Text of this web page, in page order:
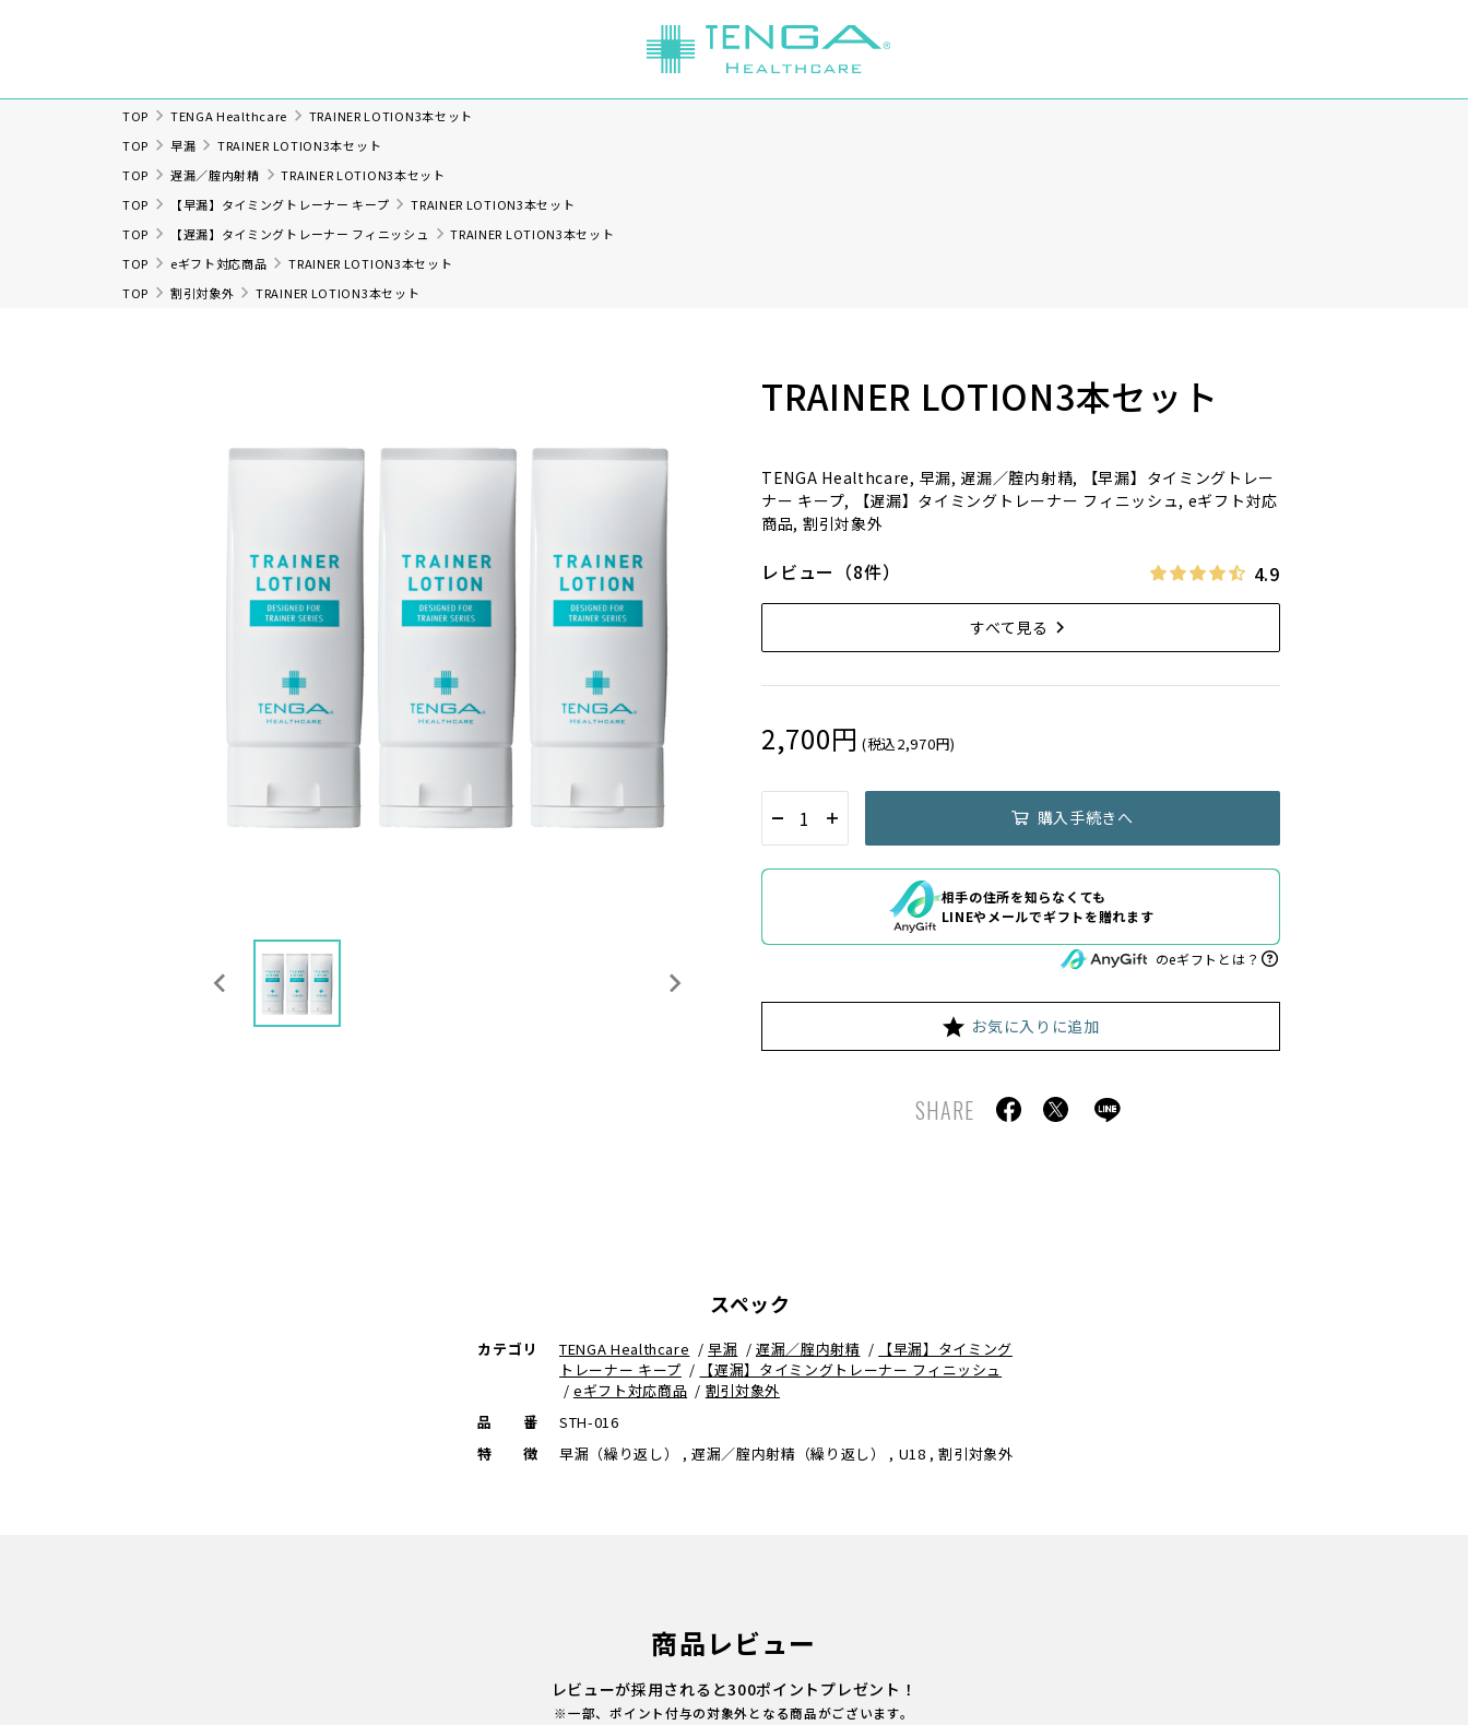
TOP TENGA Healthcare
TRAINER LOTION3本セット
TOP
早漏
TRAINER LOTION3本セット
TOP
遅漏／腟内射精
TRAINER LOTION3本セット
TOP
【早漏】タイミングトレーナー キープ
TRAINER LOTION3本セット
TOP
【遅漏】タイミングトレーナー フィニッシュ
TRAINER LOTION3本セット
TOP
eギフト対応商品
TRAINER LOTION3本セット
TOP
割引対象外 TRAINER LOTION3本セット
TRAINER LOTION3本セット
TENGA Healthcare, 早漏, 遅漏／腟内射精, 【早漏】タイミングトレー
ナー キープ, 【遅漏】タイミングトレーナー フィニッシュ, eギフト対応
商品, 割引対象外
レビュー（8件） 4.9
すべて見る
2,700円 (税込2,970円)
購入手続きへ
相手の住所を知らなくても
LINEやメールでギフトを贈れます
のeギフトとは？
お気に入りに追加
SHARE
スペック
カテゴリ TENGA Healthcare /早漏 / 遅漏／腟内射精 /
【早漏】タイミング
トレーナー キープ /
【遅漏】タイミングトレーナー フィニッシュ
/ eギフト対応商品 / 割引対象外
品番
STH-016
特徴
早漏（繰り返し） , 遅漏／腟内射精（繰り返し） , U18 , 割引対象外
商品レビュー
レビューが採用されると300ポイントプレゼント！
※一部、ポイント付与の対象外となる商品がございます。